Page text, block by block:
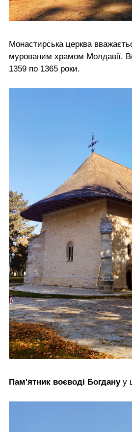
Монастирська церква
мурованим храмом Молдавії.
1359 по 1365 роки.
Пам'ятник воєводі Богдануу